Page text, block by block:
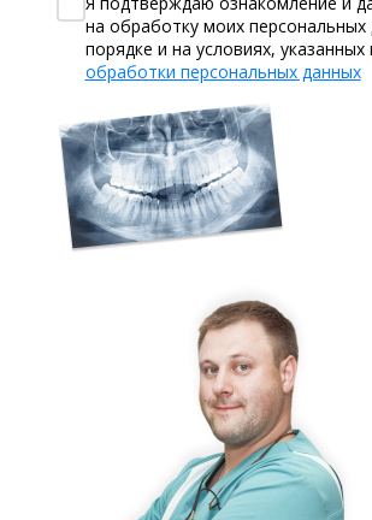
на обработку моих персональных
порядке и на условиях, указанных
обработки персональных данных